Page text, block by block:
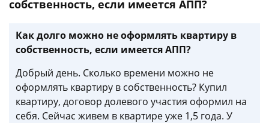
собственность, если имеется АПП?
Как долго можно не оформлять квартиру в
собственность, если имеется АПП?
Добрый день. Сколько времени можно не
оформлять квартиру в собственность? Купил
квартиру, договор долевого участия оформил на
себя. Сейчас живем в квартире уже 1,5 года. У